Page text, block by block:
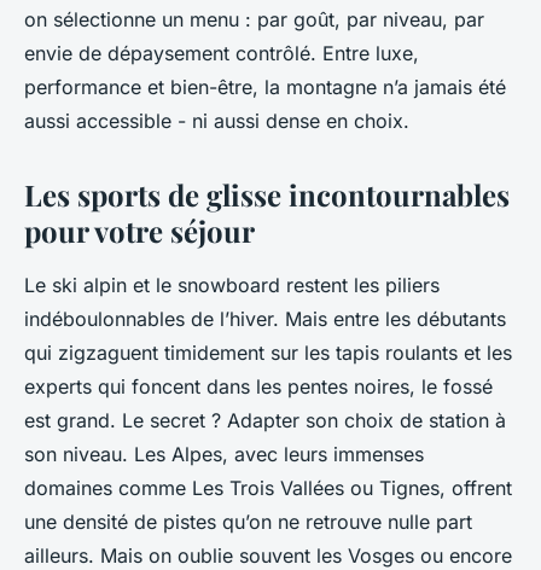
on sélectionne un menu : par goût, par niveau, par
envie de dépaysement contrôlé. Entre luxe,
performance et bien-être, la montagne n’a jamais été
aussi accessible - ni aussi dense en choix.
Les sports de glisse incontournables
pour votre séjour
Le ski alpin et le snowboard restent les piliers
indéboulonnables de l’hiver. Mais entre les débutants
qui zigzaguent timidement sur les tapis roulants et les
experts qui foncent dans les pentes noires, le fossé
est grand. Le secret ? Adapter son choix de station à
son niveau. Les Alpes, avec leurs immenses
domaines comme Les Trois Vallées ou Tignes, offrent
une densité de pistes qu’on ne retrouve nulle part
ailleurs. Mais on oublie souvent les Vosges ou encore